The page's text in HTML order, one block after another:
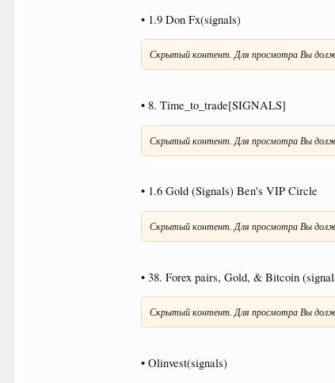
• 1.9 Don Fx(signals)
Скрытый контент. Для просмотра Вы
• 8. Time_to_trade[SIGNALS]
Скрытый контент. Для просмотра Вы
• 1.6 Gold (Signals) Ben's VIP Circle
Скрытый контент. Для просмотра Вы
• 38. Forex pairs, Gold, & Bitcoin
Скрытый контент. Для просмотра Вы
• Olinvest(signals)